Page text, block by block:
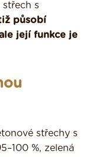
s
působí
její funkce je
střechy s
%, zelená